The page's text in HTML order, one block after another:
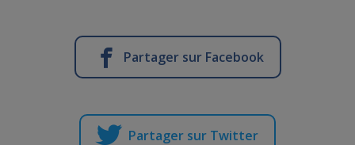
Partager sur Facebook
Partager sur Twitter